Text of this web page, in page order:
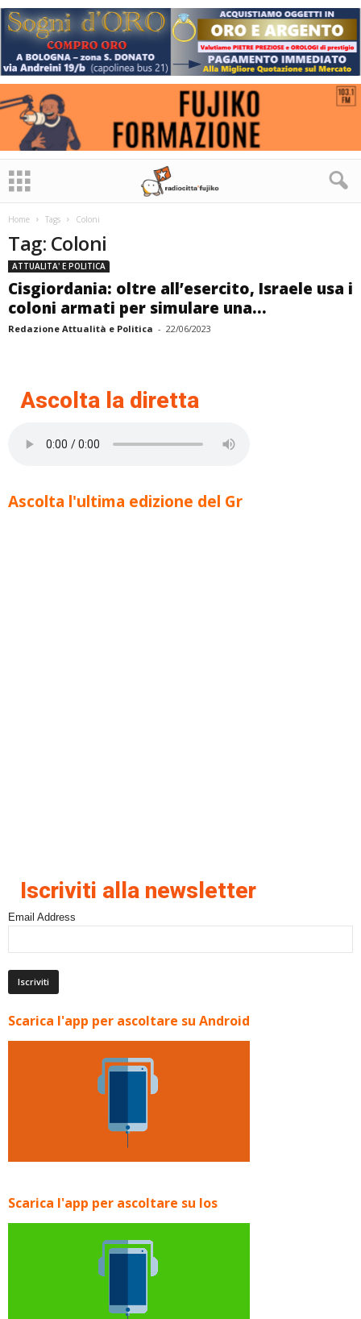
Home Tags Coloni
Tag: Coloni
ATTUALITA' E POLITICA
Cisgiordania: oltre all’esercito, Israele usa i
coloni armati per simulare una...
Redazione Attualità e Politica - 22/06/2023
Ascolta la diretta
Ascolta l'ultima edizione del Gr
Iscriviti alla newsletter
Email Address
Scarica l'app per ascoltare su Android
Scarica l'app per ascoltare su Ios